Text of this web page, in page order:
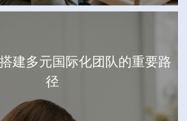
建多元国际化团队的重要路
径